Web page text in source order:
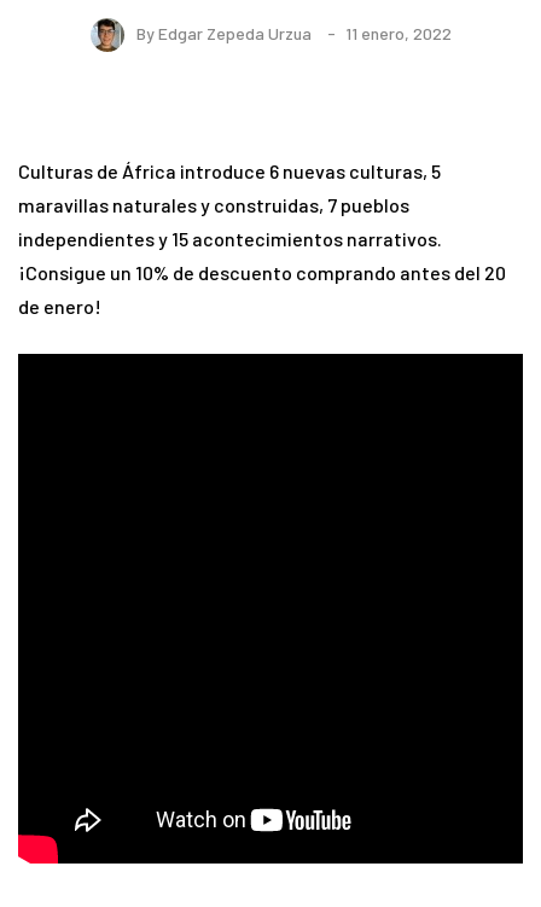
ByEdgar Zepeda Urzua 11 enero, 2022
Culturas de África introduce 6 nuevas culturas, 5
maravillas naturales y construidas, 7 pueblos
independientes y 15 acontecimientos narrativos.
¡Consigue un 10% de descuento comprando antes del 20
de enero!